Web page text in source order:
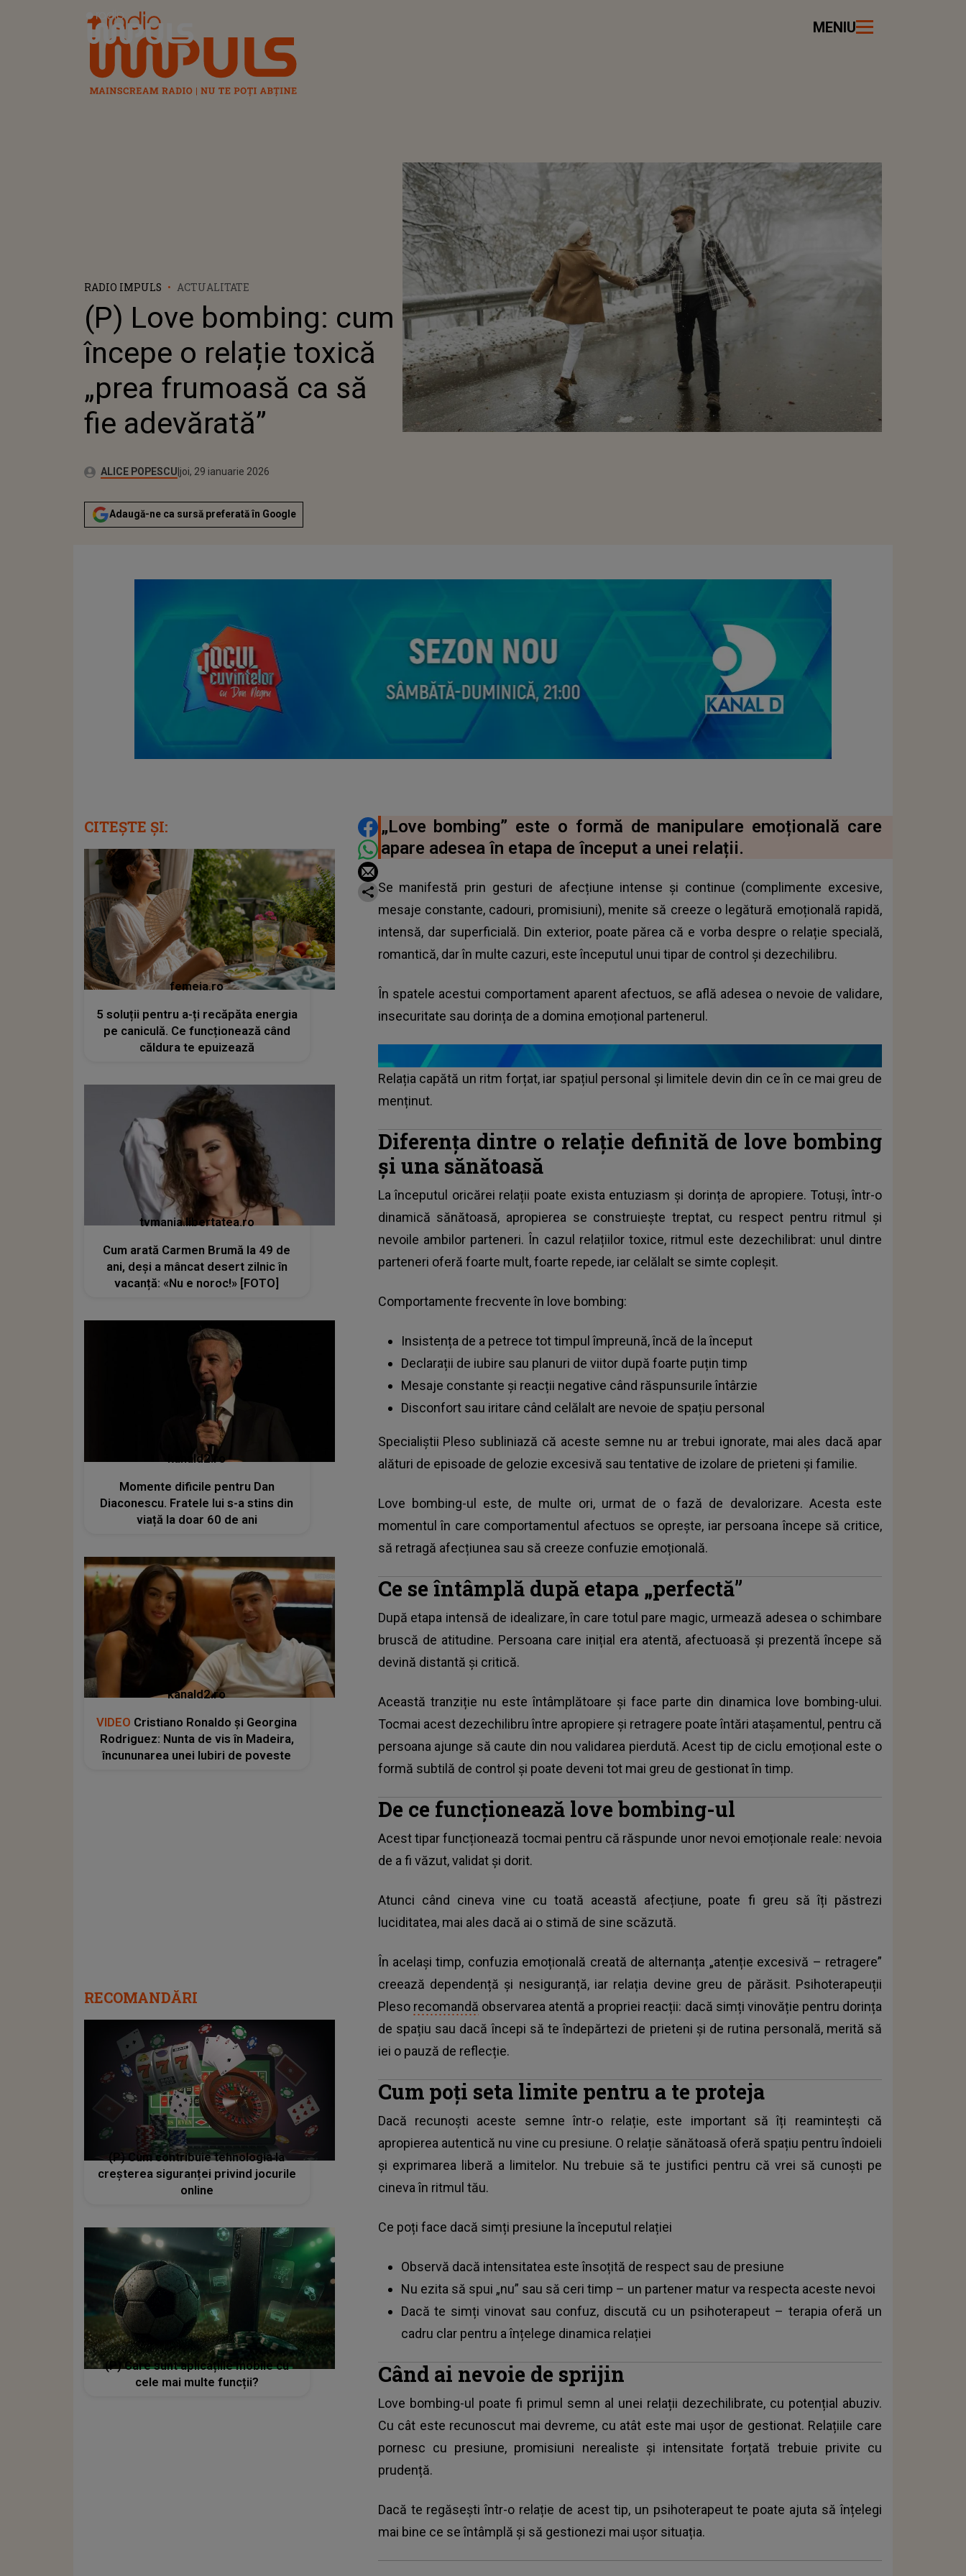
Radio Impuls MENIU
RADIO IMPULS ACTUALITATE
(P) Love bombing: cum
începe o relație toxică
„prea frumoasă ca să
fie adevărată”
Autor:ALICE POPESCUPublicat:
joi, 29 ianuarie 2026
Actualizat:
joi, 29 ianuarie 2026
Adaugă-ne ca sursă preferată în Google
DISTRIBUIE ARTICOLUL
„Love bombing” este o formă de manipulare emoțională care
apare adesea în etapa de început a unei relații.
Se manifestă prin gesturi de afecțiune intense și continue (complimente excesive,
mesaje constante, cadouri, promisiuni), menite să creeze o legătură emoțională rapidă,
intensă, dar superficială. Din exterior, poate părea că e vorba despre o relație specială,
romantică, dar în multe cazuri, este începutul unui tipar de control și dezechilibru.
În spatele acestui comportament aparent afectuos, se află adesea o nevoie de validare,
insecuritate sau dorința de a domina emoțional partenerul.
Relația capătă un ritm forțat, iar spațiul personal și limitele devin din ce în ce mai greu de
menținut.
Diferența dintre o relație definită de love bombing
și una sănătoasă
La începutul oricărei relații poate exista entuziasm și dorința de apropiere. Totuși, într-o
dinamică sănătoasă, apropierea se construiește treptat, cu respect pentru ritmul și
nevoile ambilor parteneri. În cazul relațiilor toxice, ritmul este dezechilibrat: unul dintre
parteneri oferă foarte mult, foarte repede, iar celălalt se simte copleșit.
Comportamente frecvente în love bombing:
Insistența de a petrece tot timpul împreună, încă de la început
Declarații de iubire sau planuri de viitor după foarte puțin timp
Mesaje constante și reacții negative când răspunsurile întârzie
Disconfort sau iritare când celălalt are nevoie de spațiu personal
Specialiștii Pleso subliniază că aceste semne nu ar trebui ignorate, mai ales dacă apar
alături de episoade de gelozie excesivă sau tentative de izolare de prieteni și familie.
Love bombing-ul este, de multe ori, urmat de o fază de devalorizare. Acesta este
momentul în care comportamentul afectuos se oprește, iar persoana începe să critice,
să retragă afecțiunea sau să creeze confuzie emoțională.
Ce se întâmplă după etapa „perfectă”
După etapa intensă de idealizare, în care totul pare magic, urmează adesea o schimbare
bruscă de atitudine. Persoana care inițial era atentă, afectuoasă și prezentă începe să
devină distantă și critică.
Această tranziție nu este întâmplătoare și face parte din dinamica love bombing-ului.
Tocmai acest dezechilibru între apropiere și retragere poate întări atașamentul, pentru că
persoana ajunge să caute din nou validarea pierdută. Acest tip de ciclu emoțional este o
formă subtilă de control și poate deveni tot mai greu de gestionat în timp.
De ce funcționează love bombing-ul
Acest tipar funcționează tocmai pentru că răspunde unor nevoi emoționale reale: nevoia
de a fi văzut, validat și dorit.
Atunci când cineva vine cu toată această afecțiune, poate fi greu să îți păstrezi
luciditatea, mai ales dacă ai o stimă de sine scăzută.
În același timp, confuzia emoțională creată de alternanța „atenție excesivă – retragere”
creează dependență și nesiguranță, iar relația devine greu de părăsit. Psihoterapeuții
Pleso recomandă observarea atentă a propriei reacții: dacă simți vinovăție pentru dorința
de spațiu sau dacă începi să te îndepărtezi de prieteni și de rutina personală, merită să
iei o pauză de reflecție.
Cum poți seta limite pentru a te proteja
Dacă recunoști aceste semne într-o relație, este important să îți reamintești că
apropierea autentică nu vine cu presiune. O relație sănătoasă oferă spațiu pentru îndoieli
și exprimarea liberă a limitelor. Nu trebuie să te justifici pentru că vrei să cunoști pe
cineva în ritmul tău.
Ce poți face dacă simți presiune la începutul relației
Observă dacă intensitatea este însoțită de respect sau de presiune
Nu ezita să spui „nu” sau să ceri timp – un partener matur va respecta aceste nevoi
Dacă te simți vinovat sau confuz, discută cu un psihoterapeut – terapia oferă un
cadru clar pentru a înțelege dinamica relației
Când ai nevoie de sprijin
Love bombing-ul poate fi primul semn al unei relații dezechilibrate, cu potențial abuziv.
Cu cât este recunoscut mai devreme, cu atât este mai ușor de gestionat. Relațiile care
pornesc cu presiune, promisiuni nerealiste și intensitate forțată trebuie privite cu
prudență.
Dacă te regăsești într-o relație de acest tip, un psihoterapeut te poate ajuta să înțelegi
mai bine ce se întâmplă și să gestionezi mai ușor situația.
CITEȘTE ȘI:
femeia.ro
5 soluții pentru a-ți recăpăta energia
pe caniculă. Ce funcționează când
căldura te epuizează
tvmania.libertatea.ro
Cum arată Carmen Brumă la 49 de
ani, deși a mâncat desert zilnic în
vacanță: «Nu e noroc!» [FOTO]
kanald2.ro
Momente dificile pentru Dan
Diaconescu. Fratele lui s-a stins din
viață la doar 60 de ani
kanald2.ro
VIDEO Cristiano Ronaldo și Georgina
Rodriguez: Nunta de vis în Madeira,
încununarea unei Iubiri de poveste
RECOMANDĂRI
(P) Cum contribuie tehnologia la
creșterea siguranței privind jocurile
online
(P) Care sunt aplicațiile mobile cu
cele mai multe funcții?